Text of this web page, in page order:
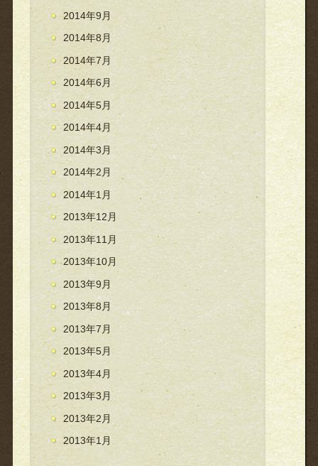
2014年9月
2014年8月
2014年7月
2014年6月
2014年5月
2014年4月
2014年3月
2014年2月
2014年1月
2013年12月
2013年11月
2013年10月
2013年9月
2013年8月
2013年7月
2013年5月
2013年4月
2013年3月
2013年2月
2013年1月